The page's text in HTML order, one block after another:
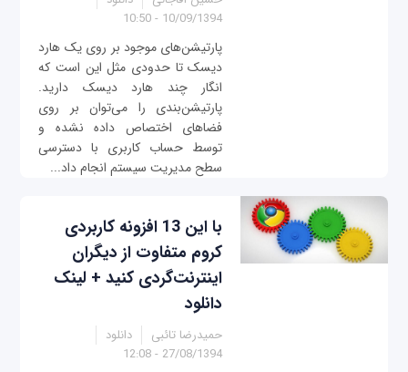
10/09/1394 - 10:50
پارتیشن‌های موجود بر روی یک هارد
دیسک تا حدودی مثل این است که
انگار چند هارد دیسک دارید.
پارتیشن‌بندی را می‌توان بر روی
فضاهای اختصاص داده نشده و
توسط حساب کاربری با دسترسی
سطح مدیریت سیستم انجام داد...
با این 13 افزونه کاربردی
کروم متفاوت از دیگران
اینترنت‌گردی کنید + لینک
دانلود
حمیدرضا تائبی
دانلود
27/08/1394 - 12:08